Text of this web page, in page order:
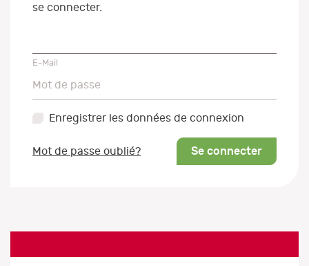
se connecter.
E-Mail
Mot de passe
Mot de passe
Enregistrer les données de connexion
Mot de passe oublié? Se connecter